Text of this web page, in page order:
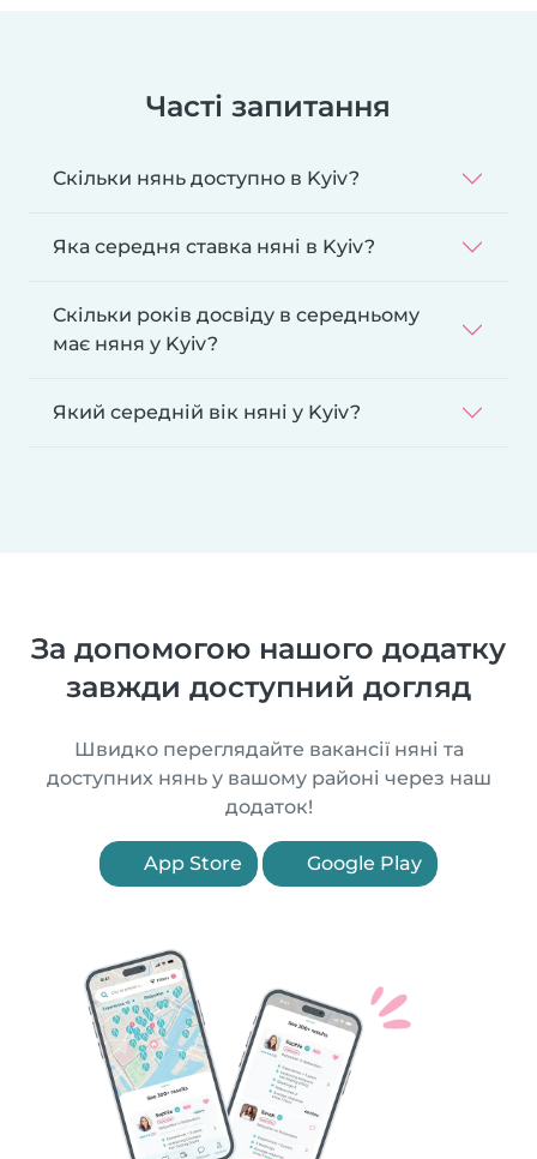
Часті запитання
Скільки нянь доступно в Kyiv?
Яка середня ставка няні в Kyiv?
Скільки років досвіду в середньому
має няня у Kyiv?
Який середній вік няні у Kyiv?
За допомогою нашого додатку
завжди доступний догляд
Швидко переглядайте вакансії няні та
доступних нянь у вашому районі через наш
додаток!
App Store Google Play